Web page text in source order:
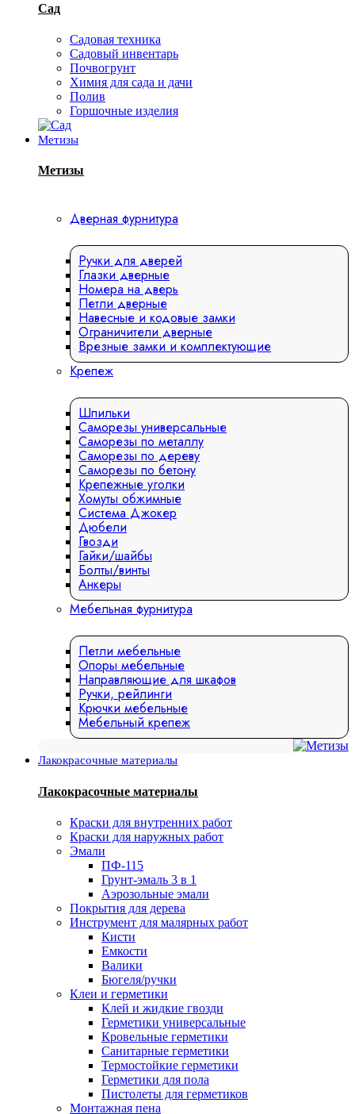
Сад
Садовая техника
Садовый инвентарь
Почвогрунт
Химия для сада и дачи
Полив
Горшочные изделия
Метизы
Метизы
Дверная фурнитура
Ручки для дверей
Глазки дверные
Номера на дверь
Петли дверные
Навесные и кодовые замки
Ограничители дверные
Врезные замки и комплектующие
Крепеж
Шпильки
Саморезы универсальные
Саморезы по металлу
Саморезы по дереву
Саморезы по бетону
Крепежные уголки
Хомуты обжимные
Система Джокер
Дюбели
Гвозди
Гайки/шайбы
Болты/винты
Анкеры
Мебельная фурнитура
Петли мебельные
Опоры мебельные
Направляющие для шкафов
Ручки, рейлинги
Крючки мебельные
Мебельный крепеж
Лакокрасочные материалы
Лакокрасочные материалы
Краски для внутренних работ
Краски для наружных работ
Эмали
ПФ-115
Грунт-эмаль 3 в 1
Аэрозольные эмали
Покрытия для дерева
Инструмент для малярных работ
Кисти
Емкости
Валики
Бюгеля/ручки
Клеи и герметики
Клей и жидкие гвозди
Герметики универсальные
Кровельные герметики
Санитарные герметики
Термостойкие герметики
Герметики для пола
Пистолеты для герметиков
Монтажная пена